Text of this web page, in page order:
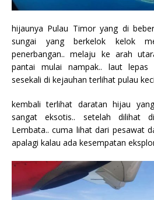
hijaunya Pulau Timor yang di
sungai yang berkelok kelok
penerbangan.. melaju ke arah
pantai mulai nampak.. laut lepas
sesekali di kejauhan terlihat pulau
kembali terlihat daratan hijau
sangat eksotis.. setelah dilihat
Lembata.. cuma lihat dari pesawat
apalagi kalau ada kesempatan